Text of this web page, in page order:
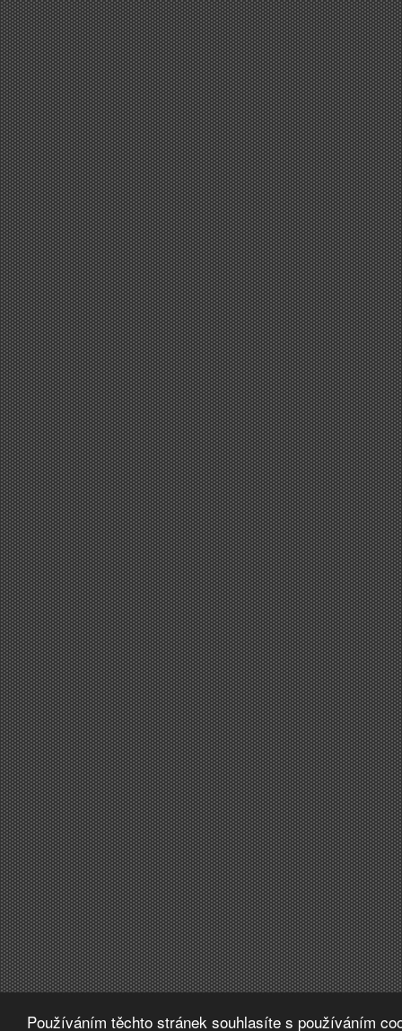
Používáním těchto stránek souhlasíte s používáním